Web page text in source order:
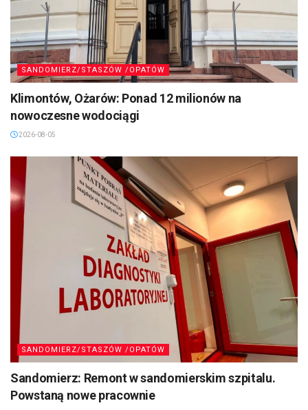
SANDOMIERZ/STASZÓW /OPATÓW
Klimontów, Ożarów: Ponad 12 milionów na
nowoczesne wodociągi
2026-08-05
SANDOMIERZ/STASZÓW /OPATÓW
Sandomierz: Remont w sandomierskim szpitalu.
Powstaną nowe pracownie